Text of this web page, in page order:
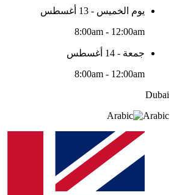
يوم الخميس - 13 أغسطس
8:00am - 12:00am
جمعة - 14 أغسطس
8:00am - 12:00am
Dubai
Arabic